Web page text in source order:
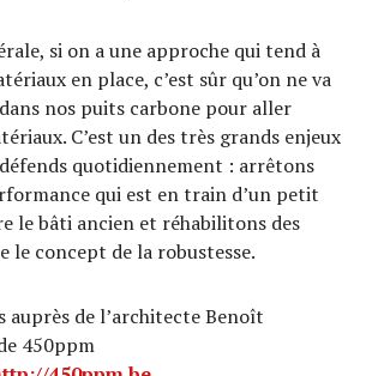
si on a une approche qui tend à
en place, c’est sûr qu’on ne va
nos puits carbone pour aller
C’est un des très grands enjeux
défends quotidiennement : arrêtons
qui est en train d’un petit
le bâti ancien et réhabilitons des
le concept de la robustesse.
auprès de l’architecte Benoît
450ppm